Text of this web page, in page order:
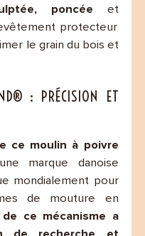
poncée et
protecteur
le grain du bois et
: PRÉCISION ET
ce moulin à poivre
marque danoise
mondialement pour
de mouture en
ce mécanisme a